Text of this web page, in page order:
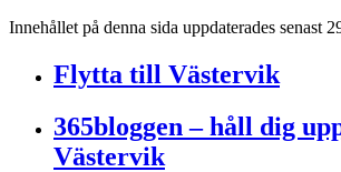
Innehållet på denna sida uppdaterades senast
Flytta till Västervik
365bloggen – håll dig
Västervik